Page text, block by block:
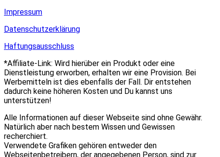
Impressum
Datenschutzerklärung
Haftungsausschluss
*Affiliate-Link: Wird hierüber ein Produkt oder eine
Dienstleistung erworben, erhalten wir eine Provision. Bei
Werbemitteln ist dies ebenfalls der Fall. Dir entstehen
dadurch keine höheren Kosten und Du kannst uns
unterstützen!
Alle Informationen auf dieser Webseite sind ohne Gewähr.
Natürlich aber nach bestem Wissen und Gewissen
recherchiert.
Verwendete Grafiken gehören entweder den
Webseitenbetreibern, der angegebenen Person, sind zur